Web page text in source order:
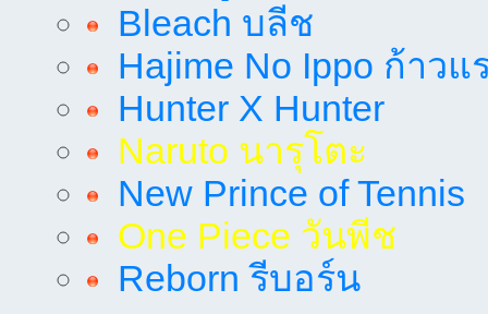
Bleach บลีช
Hajime No Ippo ก้าวแ
Hunter X Hunter
Naruto นารุโตะ
New Prince of Tennis
One Piece วันพีช
Reborn รีบอร์น